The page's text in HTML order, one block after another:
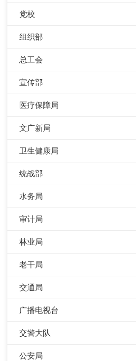
党校
组织部
总工会
宣传部
医疗保障局
文广新局
卫生健康局
统战部
水务局
审计局
林业局
老干局
交通局
广播电视台
交警大队
公安局